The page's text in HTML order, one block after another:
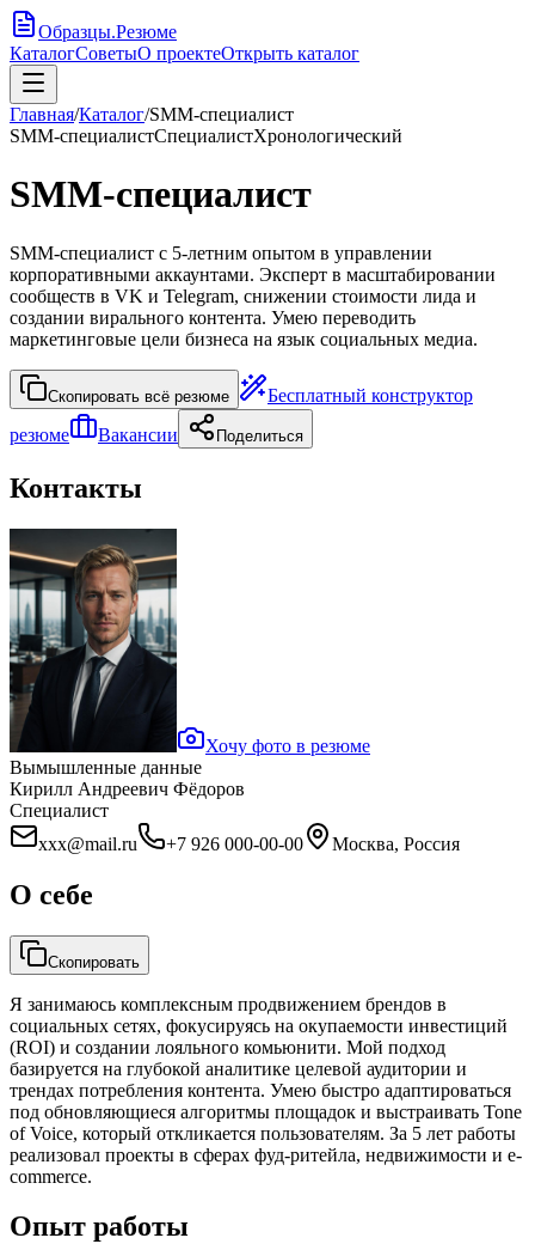
Образцы.Резюме
КаталогСоветыО проектеОткрыть каталог
Главная/Каталог/SMM-специалист
SMM-специалистСпециалистХронологический
SMM-специалист
SMM-специалист с 5-летним опытом в управлении
корпоративными аккаунтами. Эксперт в масштабировании
сообществ в VK и Telegram, снижении стоимости лида и
создании вирального контента. Умею переводить
маркетинговые цели бизнеса на язык социальных медиа.
Скопировать всё резюме
Бесплатный конструктор
резюме
Вакансии Поделиться
Контакты
Хочу фото в резюме
Вымышленные данные
Кирилл Андреевич Фёдоров
Специалист
xxx@mail.ru
+7 926 000-00-00 Москва, Россия
О себе
Скопировать
Я занимаюсь комплексным продвижением брендов в
социальных сетях, фокусируясь на окупаемости инвестиций
(ROI) и создании лояльного комьюнити. Мой подход
базируется на глубокой аналитике целевой аудитории и
трендах потребления контента. Умею быстро адаптироваться
под обновляющиеся алгоритмы площадок и выстраивать Tone
of Voice, который откликается пользователям. За 5 лет работы
реализовал проекты в сферах фуд-ритейла, недвижимости и e-
commerce.
Опыт работы